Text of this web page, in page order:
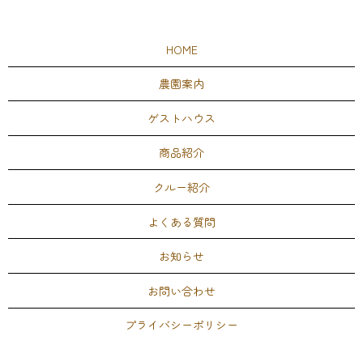
HOME
農園案内
ゲストハウス
商品紹介
クルー紹介
よくある質問
お知らせ
お問い合わせ
プライバシーポリシー